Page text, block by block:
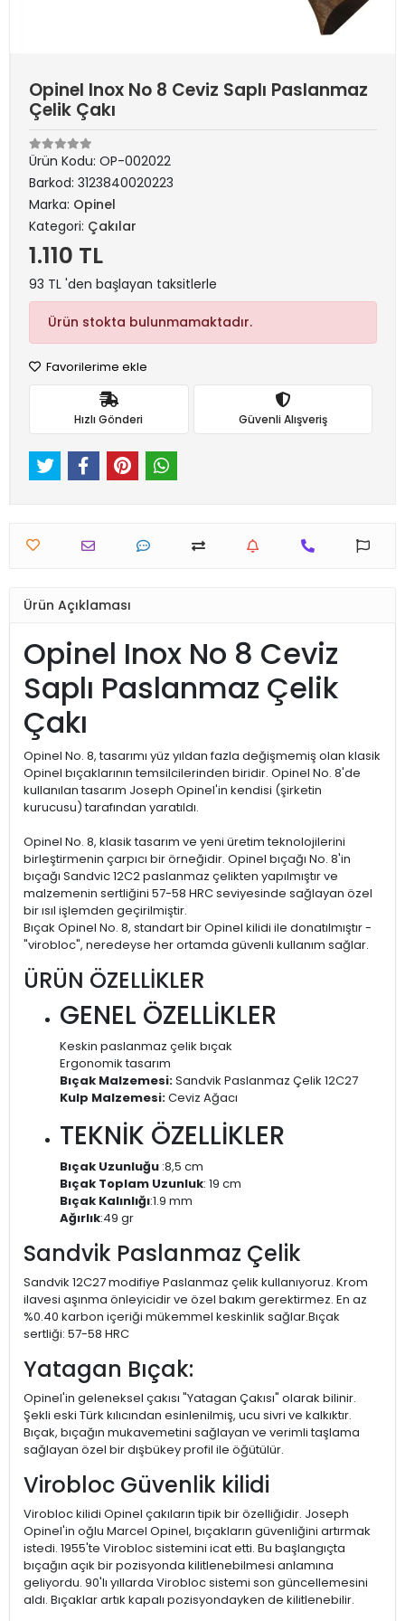
Opinel Inox No 8 Ceviz Saplı Paslanmaz
Çelik Çakı
Ürün Kodu: OP-002022
Barkod: 3123840020223
Marka: Opinel
Kategori: Çakılar
1.110 TL
93 TL 'den başlayan taksitlerle
Ürün stokta bulunmamaktadır.
Favorilerime ekle
Hızlı Gönderi Güvenli Alışveriş
Ürün Açıklaması
Opinel Inox No 8 Ceviz
Saplı Paslanmaz Çelik
Çakı
Opinel No. 8, tasarımı yüz yıldan fazla değişmemiş olan klasik
Opinel bıçaklarının temsilcilerinden biridir. Opinel No. 8'de
kullanılan tasarım Joseph Opinel'in kendisi (şirketin
kurucusu) tarafından yaratıldı.
Opinel No. 8, klasik tasarım ve yeni üretim teknolojilerini
birleştirmenin çarpıcı bir örneğidir. Opinel bıçağı No. 8'in
bıçağı Sandvic 12C2 paslanmaz çelikten yapılmıştır ve
malzemenin sertliğini 57-58 HRC seviyesinde sağlayan özel
bir ısıl işlemden geçirilmiştir.
Bıçak Opinel No. 8, standart bir Opinel kilidi ile donatılmıştır -
"virobloc", neredeyse her ortamda güvenli kullanım sağlar.
ÜRÜN ÖZELLİKLER
GENEL ÖZELLİKLER
Keskin paslanmaz çelik bıçak
Ergonomik tasarım
Bıçak Malzemesi:Sandvik Paslanmaz Çelik 12C27
Kulp Malzemesi:Ceviz Ağacı
TEKNİK ÖZELLİKLER
Bıçak Uzunluğu :8,5 cm
Bıçak Toplam Uzunluk: 19 cm
Bıçak Kalınlığı:1.9 mm
Ağırlık:49 gr
Sandvik Paslanmaz Çelik
Sandvik 12C27 modifiye Paslanmaz çelik kullanıyoruz. Krom
ilavesi aşınma önleyicidir ve özel bakım gerektirmez. En az
%0.40 karbon içeriği mükemmel keskinlik sağlar.Bıçak
sertliği: 57-58 HRC
Yatagan Bıçak:
Opinel'in geleneksel çakısı "Yatagan Çakısı" olarak bilinir.
Şekli eski Türk kılıcından esinlenilmiş, ucu sivri ve kalkıktır.
Bıçak, bıçağın mukavemetini sağlayan ve verimli taşlama
sağlayan özel bir dışbükey profil ile öğütülür.
Virobloc Güvenlik kilidi
Virobloc kilidi Opinel çakıların tipik bir özelliğidir. Joseph
Opinel'in oğlu Marcel Opinel, bıçakların güvenliğini artırmak
istedi. 1955'te Virobloc sistemini icat etti. Bu başlangıçta
bıçağın açık bir pozisyonda kilitlenebilmesi anlamına
geliyordu. 90'lı yıllarda Virobloc sistemi son güncellemesini
aldı. Bıçaklar artık kapalı pozisyondayken de kilitlenebilir.